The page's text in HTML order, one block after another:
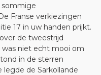
sommige
Franse verkiezingen
17 in uw handen prijkt.
de tweestrijd
was niet echt mooi om
in de sterren
de Sarkollande